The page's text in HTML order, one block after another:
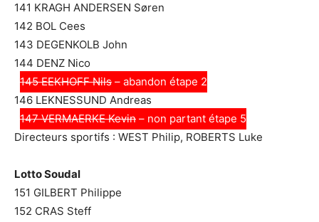
141 KRAGH ANDERSEN Søren
142 BOL Cees
143 DEGENKOLB John
144 DENZ Nico
145 EEKHOFF Nils – abandon étape 2
146 LEKNESSUND Andreas
147 VERMAERKE Kevin – non partant étape 5
Directeurs sportifs : WEST Philip, ROBERTS Luke
Lotto Soudal
151 GILBERT Philippe
152 CRAS Steff